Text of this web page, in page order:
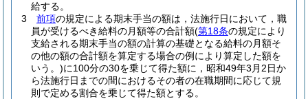
給する。
3
前項の規定による期末手当の額は，法施行日において，職
員が受けるべき給料の月額等の合計額(第18条の規定により
支給される期末手当の額の計算の基礎となる給料の月額そ
の他の額の合計額を算定する場合の例により算定した額を
いう。)に100分の30を乗じて得た額に，昭和49年3月2日か
ら法施行日までの間におけるその者の在職期間に応じて規
則で定める割合を乗じて得た額とする。